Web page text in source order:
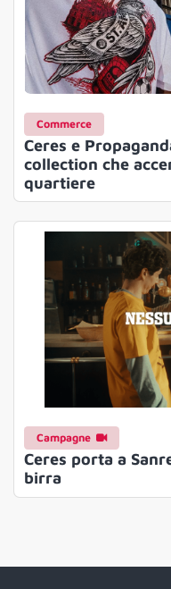
Commerce
Ceres e
collection che
quartiere
Campagne
Ceres porta a
birra